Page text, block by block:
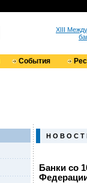
XIII
События
Н О В О С Т
Банки со